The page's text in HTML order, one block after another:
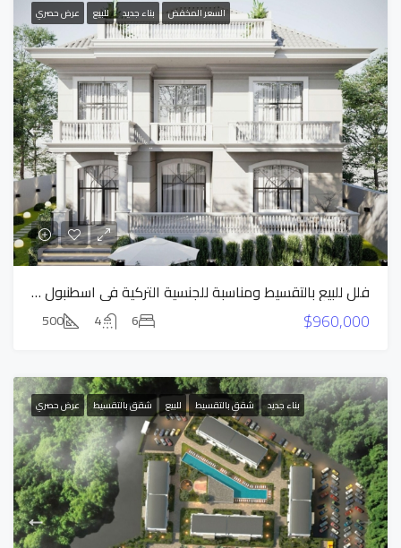
السعر المخفض بناء جديد للبيع عرض حصري
فلل للبيع بالتقسيط ومناسبة للجنسية التركية في اسطنبول بيوك تشكمجة
$960,000
6
4
500
بناء جديد شقق بالتقسيط للبيع شقق بالتقسيط عرض حصري